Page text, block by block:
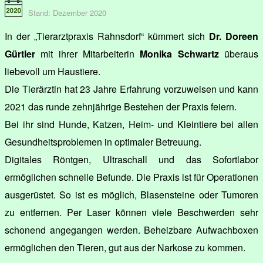
Stand: Dezember 2020
In der „Tierarztpraxis Rahnsdorf“ kümmert sich Dr. Doreen
Gürtler mit ihrer Mitarbeiterin Monika Schwartzüberaus
liebevoll um Haustiere.
Die Tierärztin hat 23 Jahre Erfahrung vorzuweisen und kann
2021 das runde zehnjährige Bestehen der Praxis feiern.
Bei ihr sind Hunde, Katzen, Heim- und Kleintiere bei allen
Gesundheitsproblemen in optimaler Betreuung.
Digitales Röntgen, Ultraschall und das Sofortlabor
ermöglichen schnelle Befunde. Die Praxis ist für Operationen
ausgerüstet. So ist es möglich, Blasensteine oder Tumoren
zu entfernen. Per Laser können viele Beschwerden sehr
schonend angegangen werden. Beheizbare Aufwachboxen
ermöglichen den Tieren, gut aus der Narkose zu kommen.